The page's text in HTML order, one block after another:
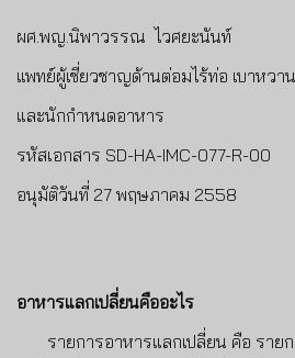
ผศ.พญ.นิพาวรรณ ไวศยะนันท์
แพทย์ผู้เชี่ยวชาญด้านต่อมไร้ท่อ เบาหวา
และนักกำหนดอาหาร
รหัสเอกสาร SD-HA-IMC-077-R-00
อนุมัติวันที่ 27 พฤษภาคม 2558
อาหารแลกเปลี่ยนคืออะไร
รายการอาหารแลกเปลี่ยน คือ รายก